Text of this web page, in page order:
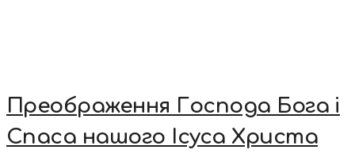
Преображення Господа Бога і
Спаса нашого Ісуса Христа